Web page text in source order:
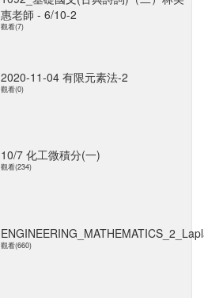
惠老師 - 6/10-2
觀看(7)
2020-11-04 有限元素法-2
觀看(0)
10/7 化工微積分(一)
觀看(234)
觀看(660)